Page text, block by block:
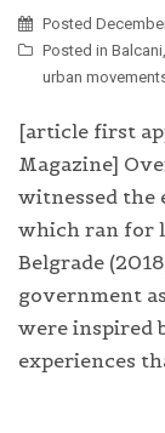
Posted
Posted in Balcani
urban
[article first
Magazine]
witnessed the
which ran for
Belgrade
government
were inspired
experiences